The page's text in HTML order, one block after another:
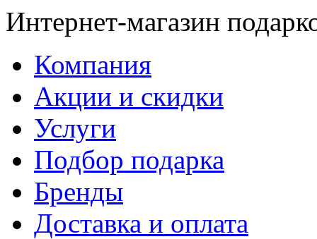
Интернет-магазин
Компания
Акции и скидки
Услуги
Подбор подарка
Бренды
Доставка и оплата